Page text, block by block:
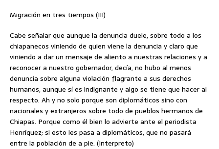
Migración en tres tiempos (III)
Cabe señalar que aunque la denuncia duele, sobre todo a los
chiapanecos viniendo de quien viene la denuncia y claro que
viniendo a dar un mensaje de aliento a nuestras relaciones y a
reconocer a nuestro gobernador, decía, no hubo al menos
denuncia sobre alguna violación flagrante a sus derechos
humanos, aunque sí es indignante y algo se tiene que hacer al
respecto. Ah y no solo porque son diplomáticos sino con
nacionales y extranjeros sobre todo de pueblos hermanos de
Chiapas. Porque como él bien lo advierte ante el periodista
Henríquez; si esto les pasa a diplomáticos, que no pasará
entre la población de a pie. (Interpreto)